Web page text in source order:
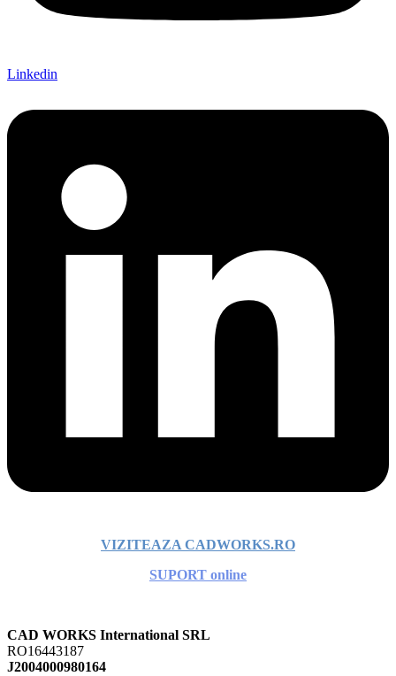
Linkedin
VIZITEAZA CADWORKS.RO
SUPORT online
CAD WORKS International SRL
RO16443187
J2004000980164